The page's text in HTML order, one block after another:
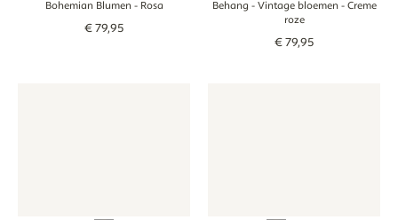
Bohemian Blumen- Rosa
€79,95
Behang - Vintage bloemen- Creme
roze
€79,95